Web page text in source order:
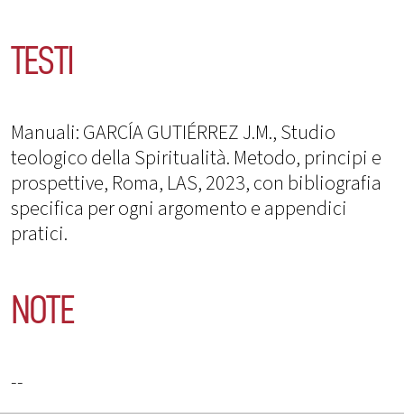
TESTI
Manuali: GARCÍA GUTIÉRREZ J.M., Studio
teologico della Spiritualità. Metodo, principi e
prospettive, Roma, LAS, 2023, con bibliografia
specifica per ogni argomento e appendici
pratici.
NOTE
--